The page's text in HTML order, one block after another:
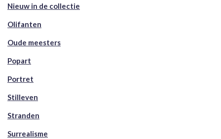
Nieuw in de collectie
Olifanten
Oude meesters
Popart
Portret
Stilleven
Stranden
Surrealisme